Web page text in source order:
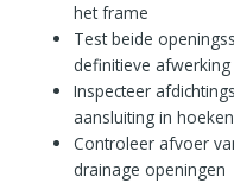
het frame
Test beide
definitieve afwerking
Inspecteer
aansluiting in hoeken
Controleer afvoer
drainage openingen